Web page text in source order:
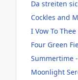
Da streiten
Cockles and
I Vow To
Four Green
Summertime
Moonlight